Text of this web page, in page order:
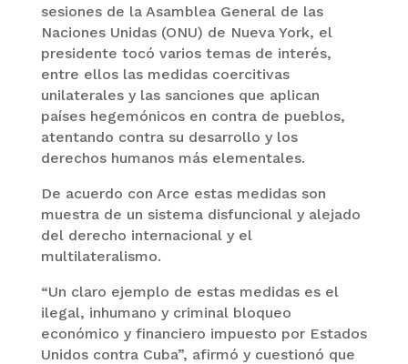
sesiones de la Asamblea General de las
Naciones Unidas (ONU) de Nueva York, el
presidente tocó varios temas de interés,
entre ellos las medidas coercitivas
unilaterales y las sanciones que aplican
países hegemónicos en contra de pueblos,
atentando contra su desarrollo y los
derechos humanos más elementales.
De acuerdo con Arce estas medidas son
muestra de un sistema disfuncional y alejado
del derecho internacional y el
multilateralismo.
“Un claro ejemplo de estas medidas es el
ilegal, inhumano y criminal bloqueo
económico y financiero impuesto por Estados
Unidos contra Cuba”, afirmó y cuestionó que